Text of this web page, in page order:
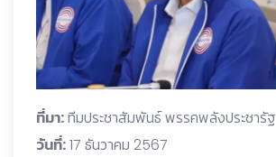
ที่มา:ทีมประชาสัมพันธ์ พรรคพลังประชารัฐ
วันที่:17 ธันวาคม 2567